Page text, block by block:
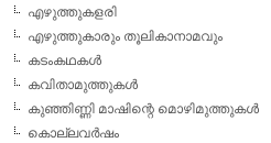
എഴുത്തുകളരി
എഴുത്തുകാരും തൂലികാനാമവും
കടംകഥകള്‍
കവിതാമുത്തുകള്‍
കുഞ്ഞിണ്ണി മാഷിന്റെ മൊഴിമുത്തുകള്‍
കൊല്ലവര്‍ഷം